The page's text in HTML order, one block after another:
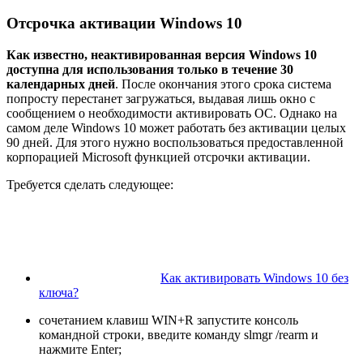
Отсрочка активации Windows 10
Как известно, неактивированная версия Windows 10
доступна для использования только в течение 30
календарных дней. После окончания этого срока система
попросту перестанет загружаться, выдавая лишь окно с
сообщением о необходимости активировать ОС. Однако на
самом деле Windows 10 может работать без активации целых
90 дней. Для этого нужно воспользоваться предоставленной
корпорацией Microsoft функцией отсрочки активации.
Требуется сделать следующее:
Как активировать Windows 10 без
ключа?
сочетанием клавиш WIN+R запустите консоль
командной строки, введите команду slmgr /rearm и
нажмите Enter;